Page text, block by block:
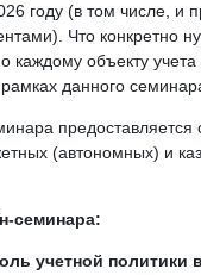
году (в том числе, и
Что конкретно
каждому объекту учета
данного
предоставляется
(автономных) и
семинара:
учетной политики